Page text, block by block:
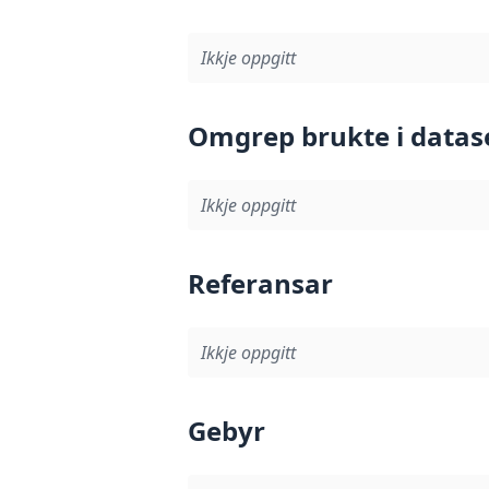
Ikkje oppgitt
Omgrep brukte i
Ikkje oppgitt
Referansar
Ikkje oppgitt
Gebyr